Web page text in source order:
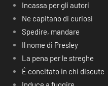
Incassa per gli autori
Ne capitano di curiosi
Spedire, mandare
Il nome di Presley
La pena per le streghe
É concitato in chi discute